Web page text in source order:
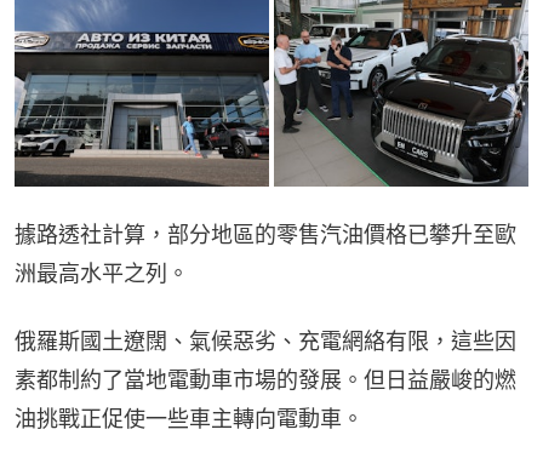
據路透社計算，部分地區的零售汽油價格已攀升至歐
洲最高水平之列。
俄羅斯國土遼闊、氣候惡劣、充電網絡有限，這些因
素都制約了當地電動車市場的發展。但日益嚴峻的燃
油挑戰正促使一些車主轉向電動車。